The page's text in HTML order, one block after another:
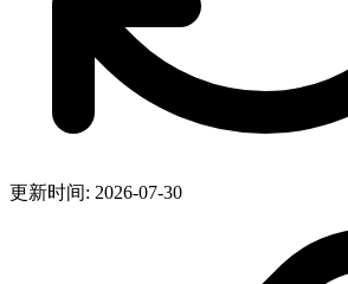
更新时间: 2026-07-30